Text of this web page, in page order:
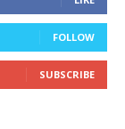
FOLLOW
SUBSCRIBE